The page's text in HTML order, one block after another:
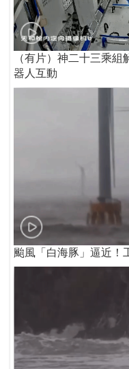
（有片）神二十三乘
器人互動
颱風「白海豚」逼近！